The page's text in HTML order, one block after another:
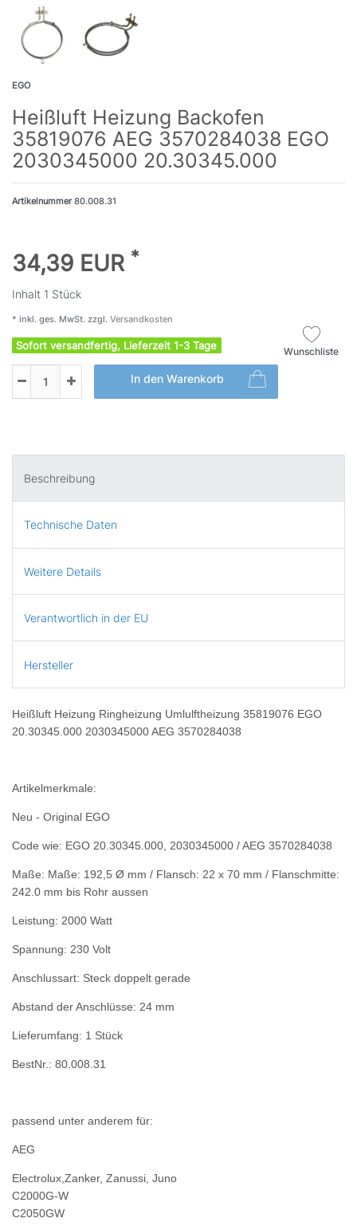
EGO
Heißluft Heizung Backofen
35819076 AEG 3570284038 EGO
2030345000 20.30345.000
Artikelnummer80.008.31
34,39 EUR *
Inhalt 1 Stück
* inkl. ges. MwSt. zzgl. Versandkosten
Sofort versandfertig, Lieferzeit 1-3 Tage
In den Warenkorb
Wunschliste
Beschreibung
Technische Daten
Weitere Details
Verantwortlich in der EU
Hersteller
Heißluft Heizung Ringheizung Umlulftheizung 35819076 EGO
20.30345.000 2030345000 AEG 3570284038
Artikelmerkmale:
Neu - Original EGO
Code wie: EGO 20.30345.000, 2030345000 / AEG 3570284038
Maße: Maße: 192,5 Ø mm / Flansch: 22 x 70 mm / Flanschmitte:
242.0 mm bis Rohr aussen
Leistung: 2000 Watt
Spannung: 230 Volt
Anschlussart: Steck doppelt gerade
Abstand der Anschlüsse: 24 mm
Lieferumfang: 1 Stück
BestNr.: 80.008.31
passend unter anderem für:
AEG
Electrolux,Zanker, Zanussi, Juno
C2000G-W
C2050GW